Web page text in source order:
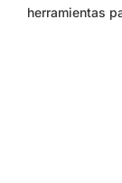
herramientas